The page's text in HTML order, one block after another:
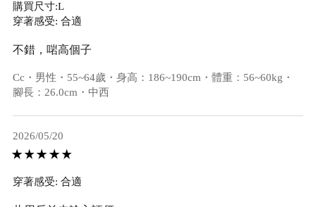
購買尺寸:L
穿著感受: 合適
不錯，啱高個子
Cc・男性・55~64歲・身高：186~190cm・體重：56~60kg・
腳長：26.0cm・中西
2026/05/20
穿著感受: 合適